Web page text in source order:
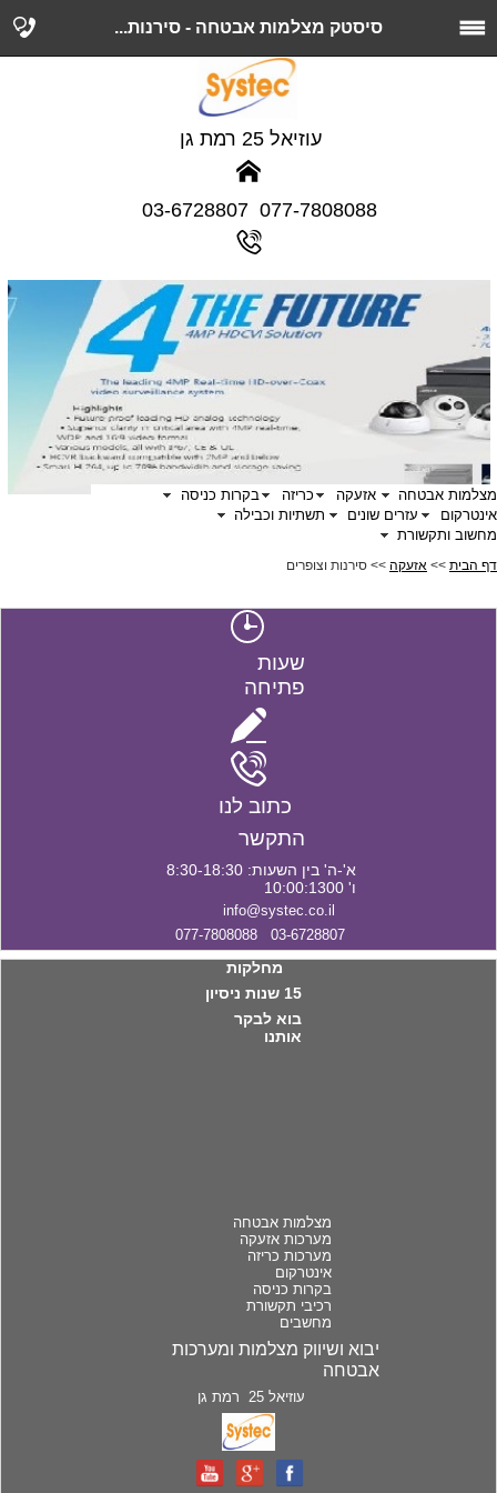
סיסטק מצלמות אבטחה - סירנות...
077-7808088 03-6728807
מצלמות אבטחה אזעקה כריזה
בקרות כניסה
אינטרקום
עזרים שונים
תשתיות וכבילה
מחשוב ותקשורת
עוזיאל 25 רמת גן
דף הבית >> אזעקה >> סירנות וצופרים
15 שנות ניסיון
בוא לבקר
אותנו
מחלקות
עוזיאל 25 רמת גן
מצלמות אבטחה
מערכות אזעקה
מערכות כריזה
אינטרקום
בקרות כניסה
רכיבי תקשורת
מחשבים
יבוא ושיווק מצלמות ומערכות
אבטחה
שעות
פתיחה
כתוב לנו
התקשר
א'-ה' בין השעות: 8:30-18:30
ו' 10:00:1300
03-6728807 077-7808088
info@systec.co.il